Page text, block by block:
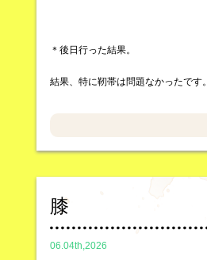
＊後日行った結果。
結果、特に靭帯は問題なかったです
膝
06.04th,2026